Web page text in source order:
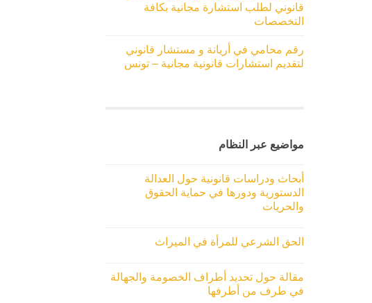
قانوني لطلب استشارة مجانية بكافة
التخصصات
رقم محامي في أريانة و مستشار قانوني
لتقديم استشارات قانونية مجانية – تونس
مواضيع عبر النظام
أبحاث ودراسات قانونية حول العدالة
الدستورية ودورها في حماية الحقوق
والحريات
الحق الشرعي للمرأة في الميراث
مقالة حول تحديد أطراف الخصومة والجهالة
في طرف من أطرفها